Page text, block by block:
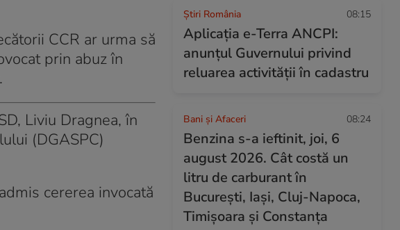
CCR ar urma să
prin abuz în
Liviu Dragnea, în
(DGASPC)
cererea invocată
Știri România 08:15
Aplicația e-Terra ANCPI:
anunțul Guvernului privind
reluarea activității în cadastru
Bani și Afaceri 08:24
Benzina s-a ieftinit, joi, 6
august 2026. Cât costă un
litru de carburant în
București, Iași, Cluj-Napoca,
Timișoara și Constanța